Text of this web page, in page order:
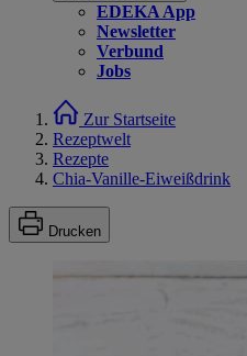
EDEKA App
Newsletter
Verbund
Jobs
Zur Startseite
Rezeptwelt
Rezepte
Chia-Vanille-Eiweißdrink
Drucken